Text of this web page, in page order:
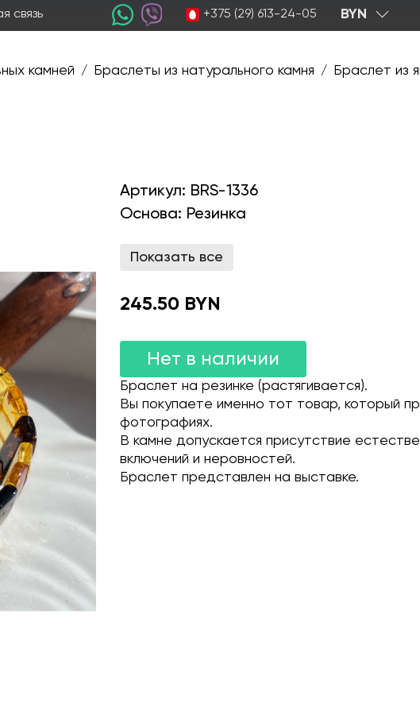
связь +375 (29) 613-24-05 BYN
камней / Браслеты из натурального камня / Браслет из
Артикул: BRS-1336
Основа: Резинка
Показать все
245.50 BYN
Нет в наличии
Браслет на резинке (растягивается).
Вы покупаете именно тот товар, который
фотографиях.
В камне допускается присутствие
включений и неровностей.
Браслет представлен на выставке.